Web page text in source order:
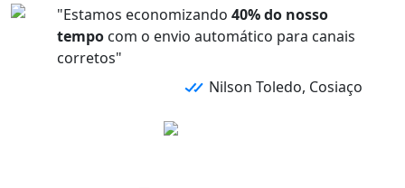
"Estamos economizando40% do nosso
tempo com o envio automático para canais
corretos"
Nilson Toledo, Cosiaço